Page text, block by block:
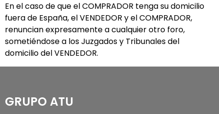
En el caso de que el COMPRADOR tenga su domicilio
fuera de España, el VENDEDOR y el COMPRADOR,
renuncian expresamente a cualquier otro foro,
sometiéndose a los Juzgados y Tribunales del
domicilio del VENDEDOR.
GRUPO ATU